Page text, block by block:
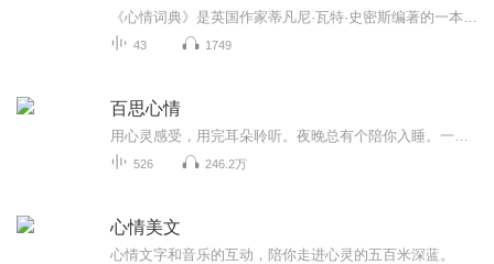
43 1749
百思心情
526 246.2万
心情美文
心情文字和音乐的互动，陪你走进心灵的五百米深蓝。